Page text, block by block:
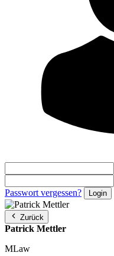
Passwort vergessen?
Zurück
Patrick Mettler
MLaw